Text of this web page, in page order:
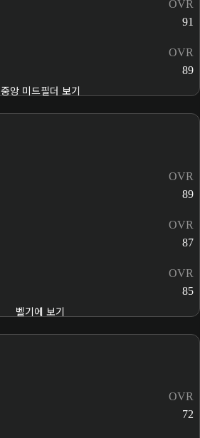
OVR
91
OVR
89
중앙 미드필더 보기
OVR
89
OVR
87
OVR
85
벨기에 보기
OVR
72